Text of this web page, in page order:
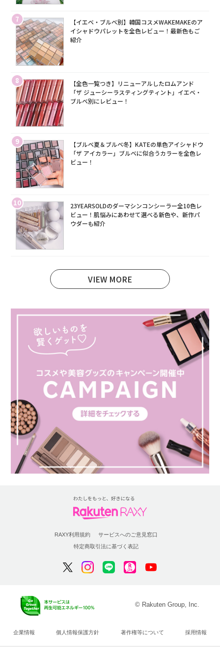
7
【イエベ・ブルベ別】韓国コスメWAKEMAKEのア
イシャドウパレットを全色レビュー！最新色もご
紹介
8
【全色一覧つき】リニューアルしたロムアンド
「ザ ジューシーラスティングティント」イエベ・
ブルベ別にレビュー！
9
【ブルベ夏＆ブルベ冬】KATEの単色アイシャドウ
「ザ アイカラー」ブルベに似合うカラーを全色レ
ビュー！
10
23YEARSOLDのダーマシンコンシーラー全10色レ
ビュー！肌悩みにあわせて選べる新色や、新作パ
ウダーも紹介
VIEW MORE
RAXY利用規約
サービスへのご意見窓口
特定商取引法に基づく表記
© Rakuten Group, Inc.
企業情報 個人情報保護方針 著作権等について 採用情報